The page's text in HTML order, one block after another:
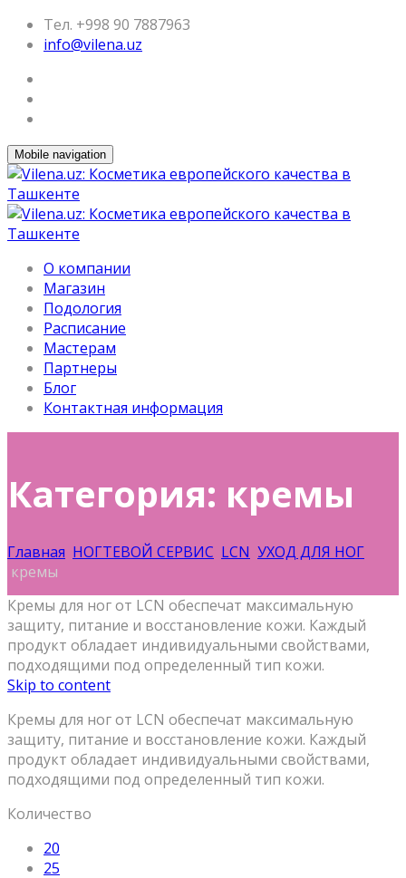
Тел. +998 90 7887963
info@vilena.uz
Mobile navigation
О компании
Магазин
Подология
Расписание
Мастерам
Партнеры
Блог
Контактная информация
Категория: кремы
Главная НОГТЕВОЙ СЕРВИС LCN УХОД ДЛЯ НОГ
кремы
Кремы для ног от LCN обеспечат максимальную
защиту, питание и восстановление кожи. Каждый
продукт обладает индивидуальными свойствами,
подходящими под определенный тип кожи.
Skip to content
Кремы для ног от LCN обеспечат максимальную
защиту, питание и восстановление кожи. Каждый
продукт обладает индивидуальными свойствами,
подходящими под определенный тип кожи.
Количество
20
25